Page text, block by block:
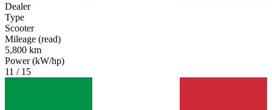
Dealer
Type
Scooter
Mileage (read)
5,800 km
Power (kW/hp)
11 / 15